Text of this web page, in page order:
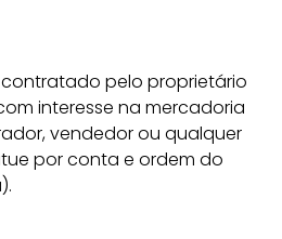
pelo proprietário
interesse na mercadoria
vendedor ou qualquer
por conta e ordem do